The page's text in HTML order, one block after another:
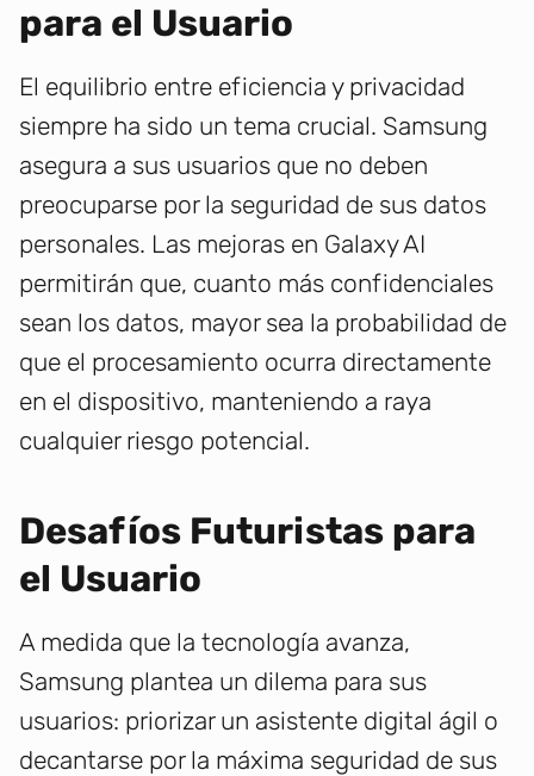
para el Usuario
El equilibrio entre eficiencia y privacidad
siempre ha sido un tema crucial. Samsung
asegura a sus usuarios que no deben
preocuparse por la seguridad de sus datos
personales. Las mejoras en Galaxy AI
permitirán que, cuanto más confidenciales
sean los datos, mayor sea la probabilidad de
que el procesamiento ocurra directamente
en el dispositivo, manteniendo a raya
cualquier riesgo potencial.
Desafíos Futuristas para
el Usuario
A medida que la tecnología avanza,
Samsung plantea un dilema para sus
usuarios: priorizar un asistente digital ágil o
decantarse por la máxima seguridad de sus